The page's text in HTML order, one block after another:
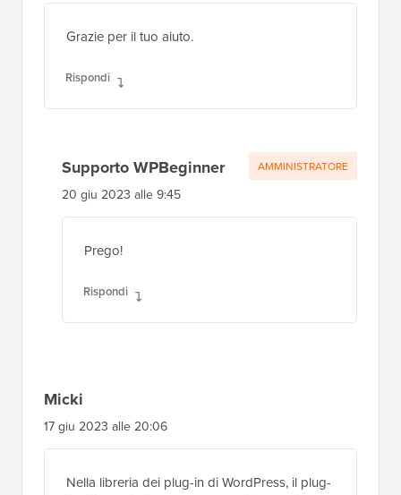
Grazie per il tuo aiuto.
Rispondi
Supporto WPBeginner
20 giu 2023 alle 9:45
Prego!
Rispondi
AMMINISTRATORE
Micki
17 giu 2023 alle 20:06
Nella libreria dei plug-in di WordPress, il plug-